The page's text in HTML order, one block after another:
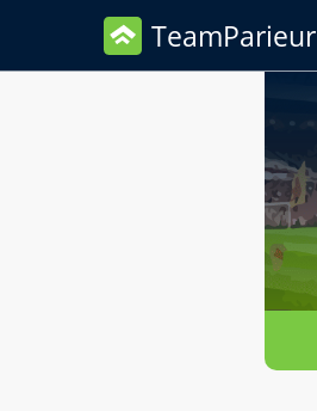
TeamParieur